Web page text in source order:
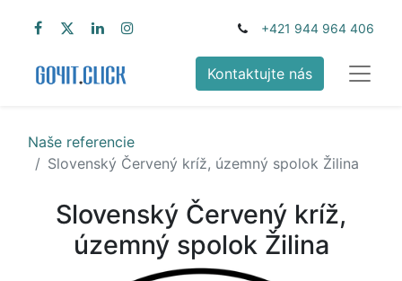
+421 944 964 406
Kontaktujte nás
Naše referencie
Slovenský Červený kríž, územný spolok Žilina
Slovenský Červený kríž,
územný spolok Žilina